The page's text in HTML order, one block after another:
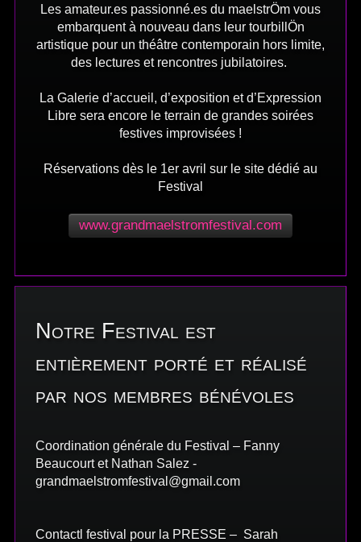
Les amateur.es passionné.es du maelstrÖm vous
embarquent à nouveau dans leur tourbillÖn
artistique pour un théâtre contemporain hors limite,
des lectures et rencontres jubilatoires.
La Galerie d’accueil, d’exposition et d’Expression
Libre sera encore le terrain de grandes soirées
festives improvisées !
Réservations dès le 1er avril sur le site dédié au
Festival
www.grandmaelstromfestival.com
Notre Festival est
entièrement porté et réalisé
par nos membres bénévoles
Coordination générale du Festival – Fanny
Beaucourt et Nathan Salez -
grandmaelstromfestival@gmail.com
Contactl festival pour la PRESSE – Sarah